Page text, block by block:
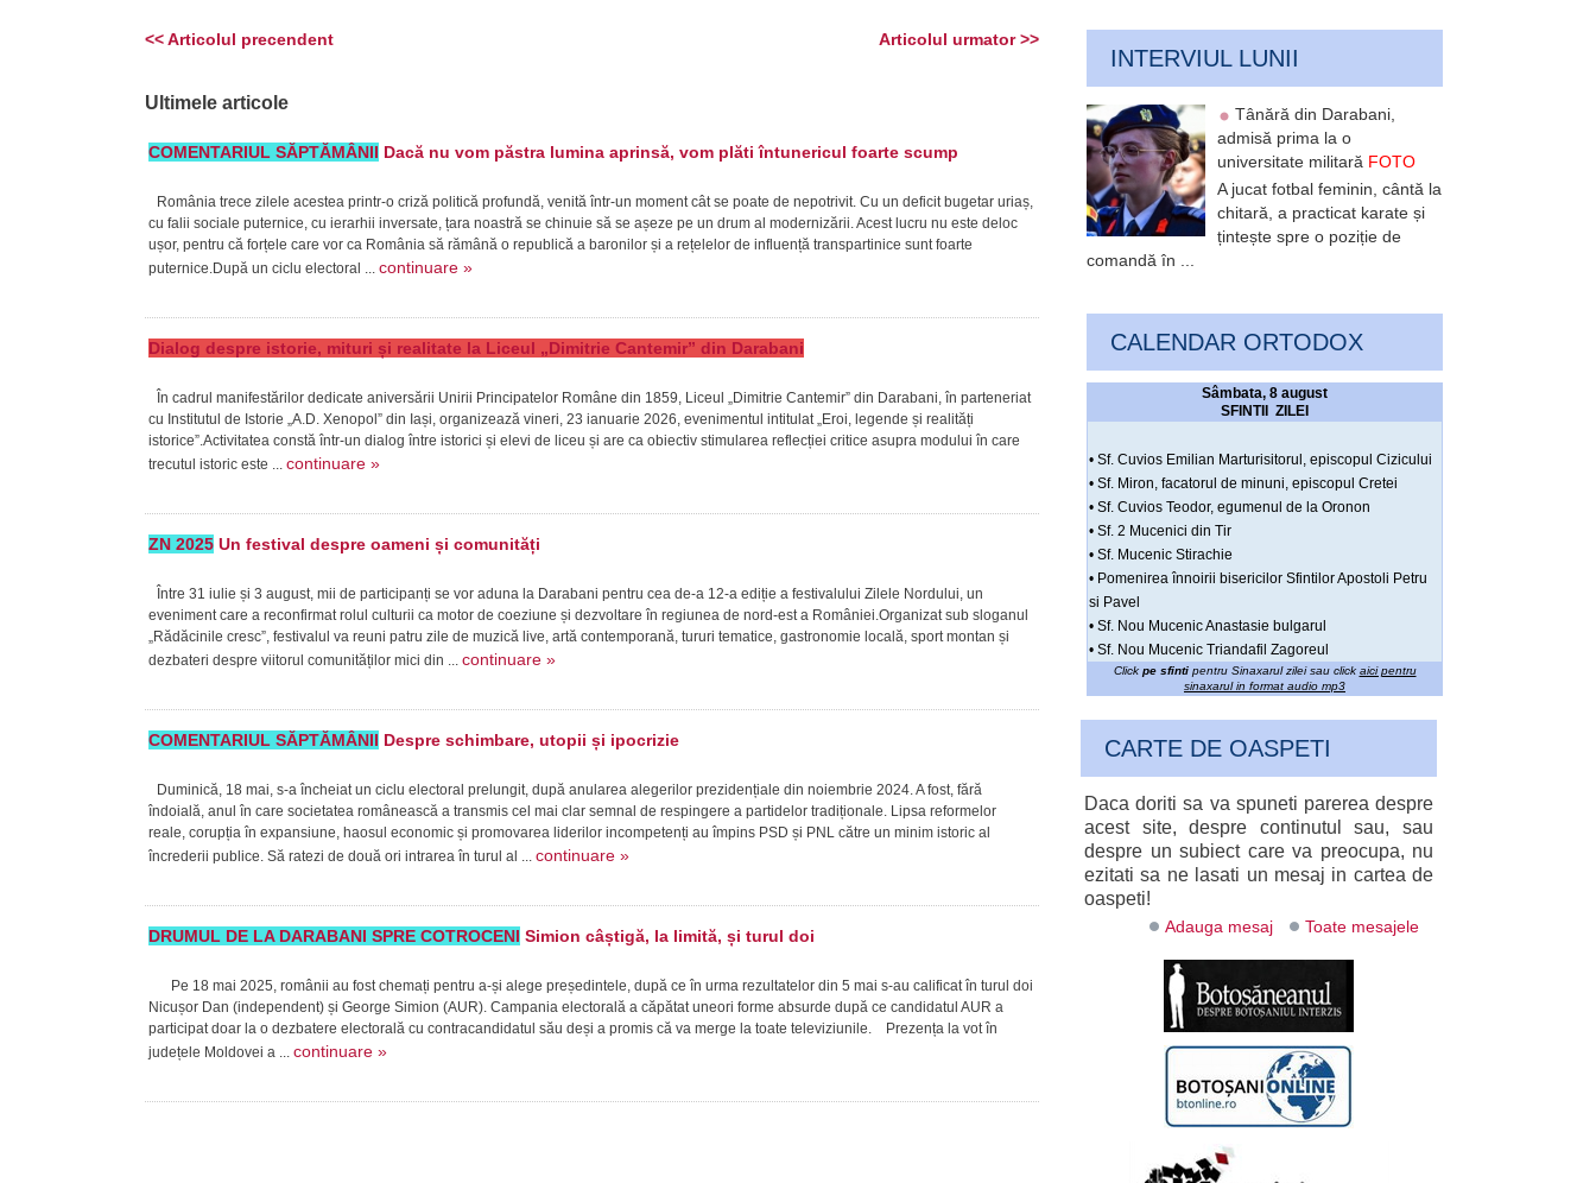
Articolul urmator >>
<< Articolul precendent
Ultimele articole
COMENTARIUL SĂPTĂMÂNII Dacă nu vom păstra lumina aprinsă, vom plăti întunericul foarte scump
România trece zilele acestea printr-o criză politică profundă, venită într-un moment cât se poate de nepotrivit. Cu un deficit bugetar uriaș,
cu falii sociale puternice, cu ierarhii inversate, țara noastră se chinuie să se așeze pe un drum al modernizării. Acest lucru nu este deloc
ușor, pentru că forțele care vor ca România să rămână o republică a baronilor și a rețelelor de influență transpartinice sunt foarte
puternice.După un ciclu electoral ... continuare »
Dialog despre istorie, mituri și realitate la Liceul „Dimitrie Cantemir” din Darabani
În cadrul manifestărilor dedicate aniversării Unirii Principatelor Române din 1859, Liceul „Dimitrie Cantemir” din Darabani, în parteneriat
cu Institutul de Istorie „A.D. Xenopol” din Iași, organizează vineri, 23 ianuarie 2026, evenimentul intitulat „Eroi, legende și realități
istorice”.Activitatea constă într-un dialog între istorici și elevi de liceu și are ca obiectiv stimularea reflecției critice asupra modului în care
trecutul istoric este ... continuare »
ZN 2025 Un festival despre oameni și comunități
Între 31 iulie și 3 august, mii de participanți se vor aduna la Darabani pentru cea de-a 12-a ediție a festivalului Zilele Nordului, un
eveniment care a reconfirmat rolul culturii ca motor de coeziune și dezvoltare în regiunea de nord-est a României.Organizat sub sloganul
„Rădăcinile cresc”, festivalul va reuni patru zile de muzică live, artă contemporană, tururi tematice, gastronomie locală, sport montan și
dezbateri despre viitorul comunităților mici din ... continuare »
COMENTARIUL SĂPTĂMÂNII Despre schimbare, utopii și ipocrizie
Duminică, 18 mai, s-a încheiat un ciclu electoral prelungit, după anularea alegerilor prezidențiale din noiembrie 2024. A fost, fără
îndoială, anul în care societatea românească a transmis cel mai clar semnal de respingere a partidelor tradiționale. Lipsa reformelor
reale, corupția în expansiune, haosul economic și promovarea liderilor incompetenți au împins PSD și PNL către un minim istoric al
încrederii publice. Să ratezi de două ori intrarea în turul al ... continuare »
DRUMUL DE LA DARABANI SPRE COTROCENI Simion câștigă, la limită, și turul doi
Pe 18 mai 2025, românii au fost chemați pentru a-și alege președintele, după ce în urma rezultatelor din 5 mai s-au calificat în turul doi
Nicușor Dan (independent) și George Simion (AUR). Campania electorală a căpătat uneori forme absurde după ce candidatul AUR a
participat doar la o dezbatere electorală cu contracandidatul său deși a promis că va merge la toate televiziunile. Prezența la vot în
județele Moldovei a ... continuare »
INTERVIUL LUNII
Tânără din Darabani,
admisă prima la o
universitate militară FOTO
A jucat fotbal feminin, cântă la
chitară, a practicat karate și
țintește spre o poziție de
comandă în ...
CALENDAR ORTODOX
Sâmbata, 8 august
SFINTII ZILEI
• Sf. Cuvios Emilian Marturisitorul, episcopul Cizicului
• Sf. Miron, facatorul de minuni, episcopul Cretei
• Sf. Cuvios Teodor, egumenul de la Oronon
• Sf. 2 Mucenici din Tir
• Sf. Mucenic Stirachie
• Pomenirea înnoirii bisericilor Sfintilor Apostoli Petru
si Pavel
• Sf. Nou Mucenic Anastasie bulgarul
• Sf. Nou Mucenic Triandafil Zagoreul
Click pe sfintipentru Sinaxarul zilei sau click aici pentru
sinaxarul in format audio mp3
CARTE DE OASPETI
Daca doriti sa va spuneti parerea despre
acest site, despre continutul sau, sau
despre un subiect care va preocupa, nu
ezitati sa ne lasati un mesaj in cartea de
oaspeti!
Adauga mesaj Toate mesajele